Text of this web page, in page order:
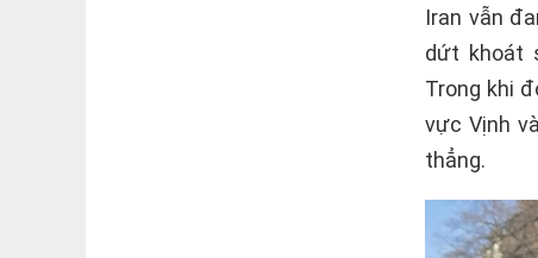
Iran vẫn
dứt khoát
Trong khi
vực Vịnh
thẳng.